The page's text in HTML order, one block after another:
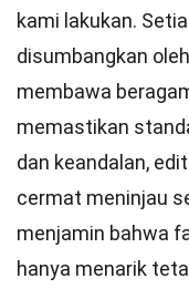
kami lakukan.
disumbangkan
membawa
memastikan
dan keandalan,
cermat meninjau
menjamin bahwa
hanya menarik